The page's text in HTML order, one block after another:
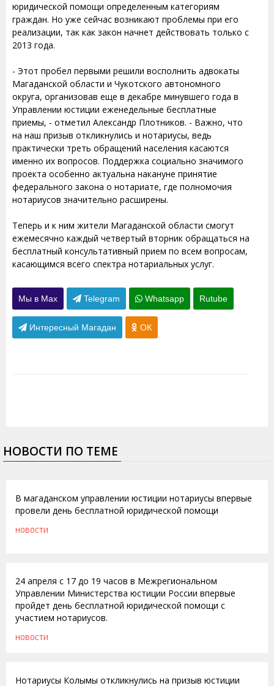
юридической помощи определенным категориям
граждан. Но уже сейчас возникают проблемы при его
реализации, так как закон начнет действовать только с
2013 года.
- Этот пробел первыми решили восполнить адвокаты
Магаданской области и Чукотского автономного
округа, организовав еще в декабре минувшего года в
Управлении юстиции еженедельные бесплатные
приемы, - отметил Александр Плотников. - Важно, что
на наш призыв откликнулись и нотариусы, ведь
практически треть обращений населения касаются
именно их вопросов. Поддержка социально значимого
проекта особенно актуальна накануне принятие
федерального закона о нотариате, где полномочия
нотариусов значительно расширены.
Теперь и к ним жители Магаданской области смогут
ежемесячно каждый четвертый вторник обращаться на
бесплатный консультативный прием по всем вопросам,
касающимся всего спектра нотариальных услуг.
Мы в Max Telegram Whatsapp Rutube
Интересный Магадан ОК
НОВОСТИ ПО ТЕМЕ
В магаданском управлении юстиции нотариусы впервые
провели день бесплатной юридической помощи
НОВОСТИ
24 апреля с 17 до 19 часов в Межрегиональном
Управлении Министерства юстиции России впервые
пройдет день бесплатной юридической помощи с
участием нотариусов.
НОВОСТИ
Нотариусы Колымы откликнулись на призыв юстиции